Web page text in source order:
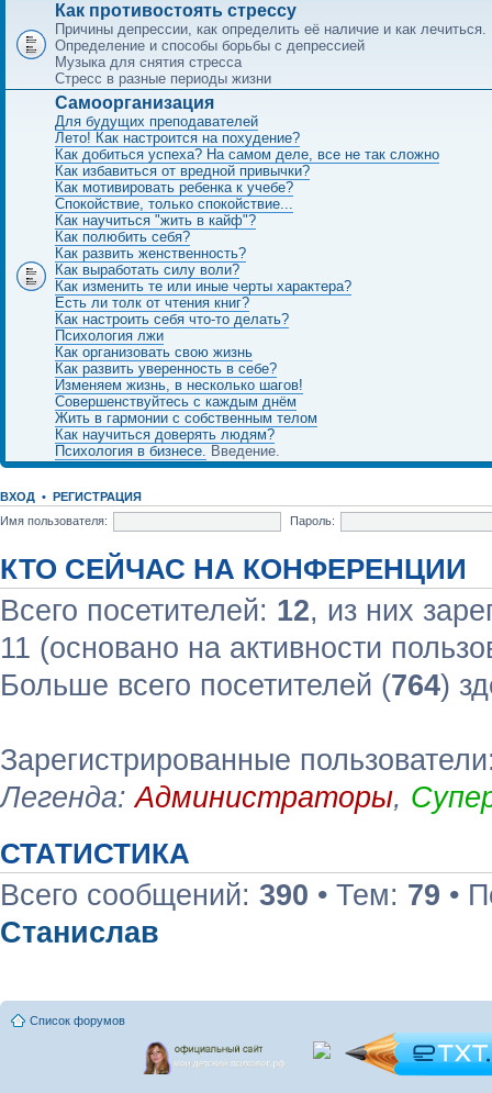
Как противостоять стрессу
Причины депрессии, как определить её наличие и как лечиться.
Определение и способы борьбы с депрессией
Музыка для снятия стресса
Стресс в разные периоды жизни
Самоорганизация
Для будущих преподавателей
Лето! Как настроится на похудение?
Как добиться успеха? На самом деле, все не так сложно
Как избавиться от вредной привычки?
Как мотивировать ребенка к учебе?
Спокойствие, только спокойствие...
Как научиться "жить в кайф"?
Как полюбить себя?
Как развить женственность?
Как выработать силу воли?
Как изменить те или иные черты характера?
Есть ли толк от чтения книг?
Как настроить себя что-то делать?
Психология лжи
Как организовать свою жизнь
Как развить уверенность в себе?
Изменяем жизнь, в несколько шагов!
Совершенствуйтесь с каждым днём
Жить в гармонии с собственным телом
Как научиться доверять людям?
Психология в бизнесе. Введение.
ВХОД • РЕГИСТРАЦИЯ
Имя пользователя:
Пароль:
КТО СЕЙЧАС НА КОНФЕРЕНЦИИ
Всего посетителей: 12, из них
11 (основано на активности
Больше всего посетителей (764)
Зарегистрированные
Легенда:Администраторы,
СТАТИСТИКА
Всего сообщений: 390 • Тем: 79 •
Станислав
Список форумов